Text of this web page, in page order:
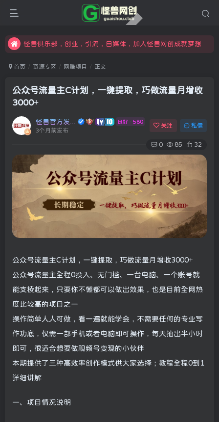
限时开通会员更享折扣，超高返佣
怪兽俱乐部，创业，引流，自媒体，加入怪兽网创成就梦想
首页 资源专区 网赚项目 正文
公众号流量主C计划，一键提取，巧做流量月增收
3000+
良好 · 580
3个月前发布
关注 私信
0 85 32
公众号流量主C计划，一键提取，巧做流量月增收3000+
公众号流量主全程0投入、无门槛、一台电脑、一个账号就
能支棱起来，只要你不懒都可以做出效果，也是目前全网热
度比较高的项目之一
操作简单人人可做，看一遍就能学会，不需要任何的专业写
作功底，仅需一部手机或者电脑即可操作，每天抽出半小时
即可，很适合想要做视频号变现的小伙伴
本期提供了三种高效率创作模式供大家选择；教程全程0到1
详细讲解
一、项目情况说明